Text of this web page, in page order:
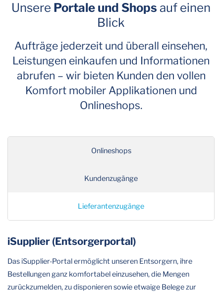
Unsere Portale und Shops auf einen
Blick
Aufträge jederzeit und überall einsehen,
Leistungen einkaufen und Informationen
abrufen – wir bieten Kunden den vollen
Komfort mobiler Applikationen und
Onlineshops.
Onlineshops
Kundenzugänge
Lieferantenzugänge
iSupplier (Entsorgerportal)
Das iSupplier-Portal ermöglicht unseren Entsorgern, ihre
Bestellungen ganz komfortabel einzusehen, die Mengen
zurückzumelden, zu disponieren sowie etwaige Belege zur